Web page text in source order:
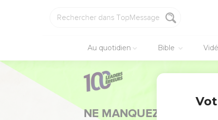
Au quotidien Bible
NE MANQUEZ PAS